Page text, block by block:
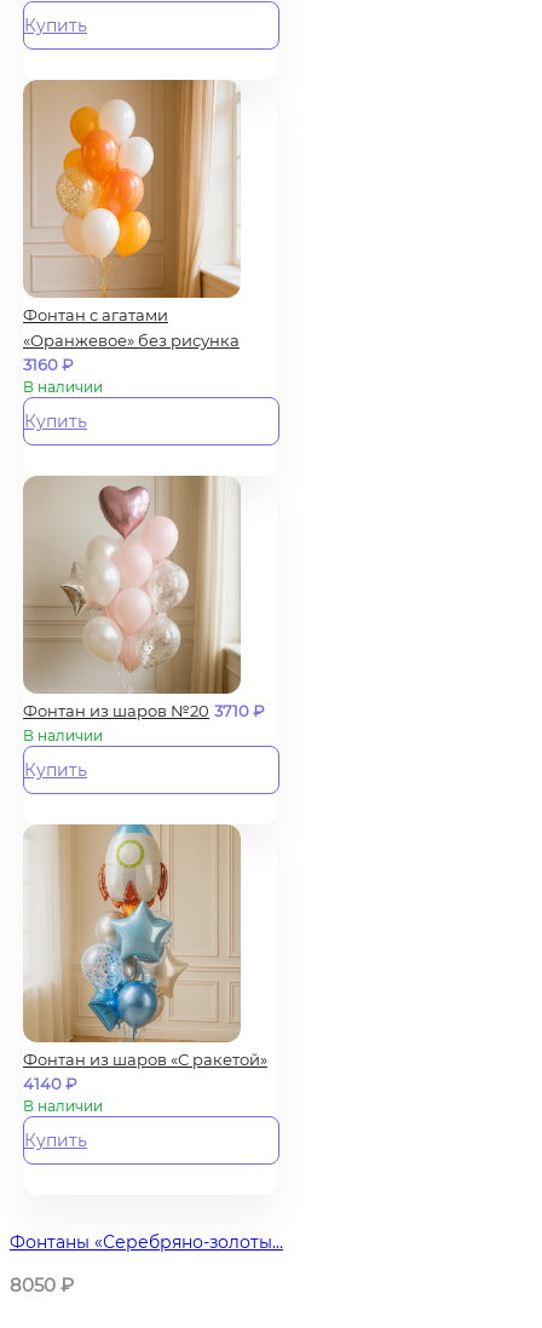
Купить
Фонтан с агатами
«Оранжевое» без рисунка
3160₽
В наличии
Купить
Фонтан из шаров №20 3710₽
В наличии
Купить
Фонтан из шаров «С ракетой»
4140₽
В наличии
Купить
Фонтаны «Серебряно-золоты...
8050 ₽